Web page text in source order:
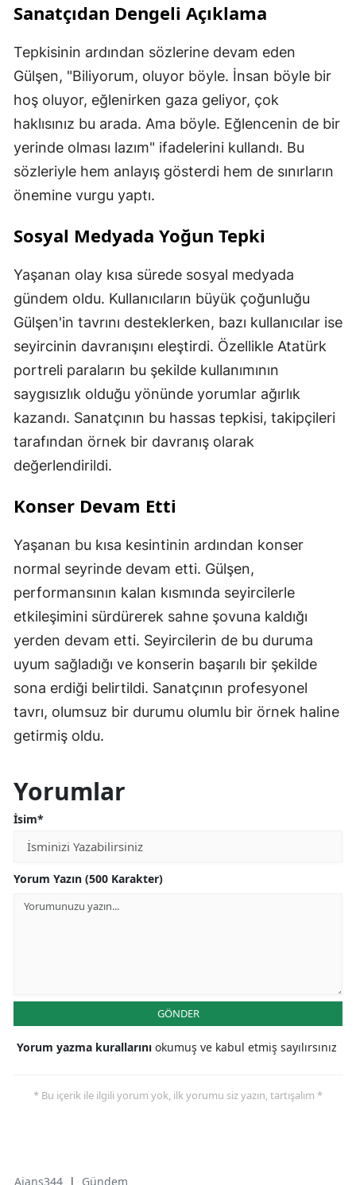
Sanatçıdan Dengeli Açıklama
Tepkisinin ardından sözlerine devam eden
Gülşen, "Biliyorum, oluyor böyle. İnsan böyle bir
hoş oluyor, eğlenirken gaza geliyor, çok
haklısınız bu arada. Ama böyle. Eğlencenin de bir
yerinde olması lazım" ifadelerini kullandı. Bu
sözleriyle hem anlayış gösterdi hem de sınırların
önemine vurgu yaptı.
Sosyal Medyada Yoğun Tepki
Yaşanan olay kısa sürede sosyal medyada
gündem oldu. Kullanıcıların büyük çoğunluğu
Gülşen'in tavrını desteklerken, bazı kullanıcılar ise
seyircinin davranışını eleştirdi. Özellikle Atatürk
portreli paraların bu şekilde kullanımının
saygısızlık olduğu yönünde yorumlar ağırlık
kazandı. Sanatçının bu hassas tepkisi, takipçileri
tarafından örnek bir davranış olarak
değerlendirildi.
Konser Devam Etti
Yaşanan bu kısa kesintinin ardından konser
normal seyrinde devam etti. Gülşen,
performansının kalan kısmında seyircilerle
etkileşimini sürdürerek sahne şovuna kaldığı
yerden devam etti. Seyircilerin de bu duruma
uyum sağladığı ve konserin başarılı bir şekilde
sona erdiği belirtildi. Sanatçının profesyonel
tavrı, olumsuz bir durumu olumlu bir örnek haline
getirmiş oldu.
Yorumlar
İsim*
Yorum Yazın (500 Karakter)
GÖNDER
Yorum yazma kurallarını okumuş ve kabul etmiş sayılırsınız
* Bu içerik ile ilgili yorum yok, ilk yorumu siz yazın, tartışalım *
Ajans344 | Gündem